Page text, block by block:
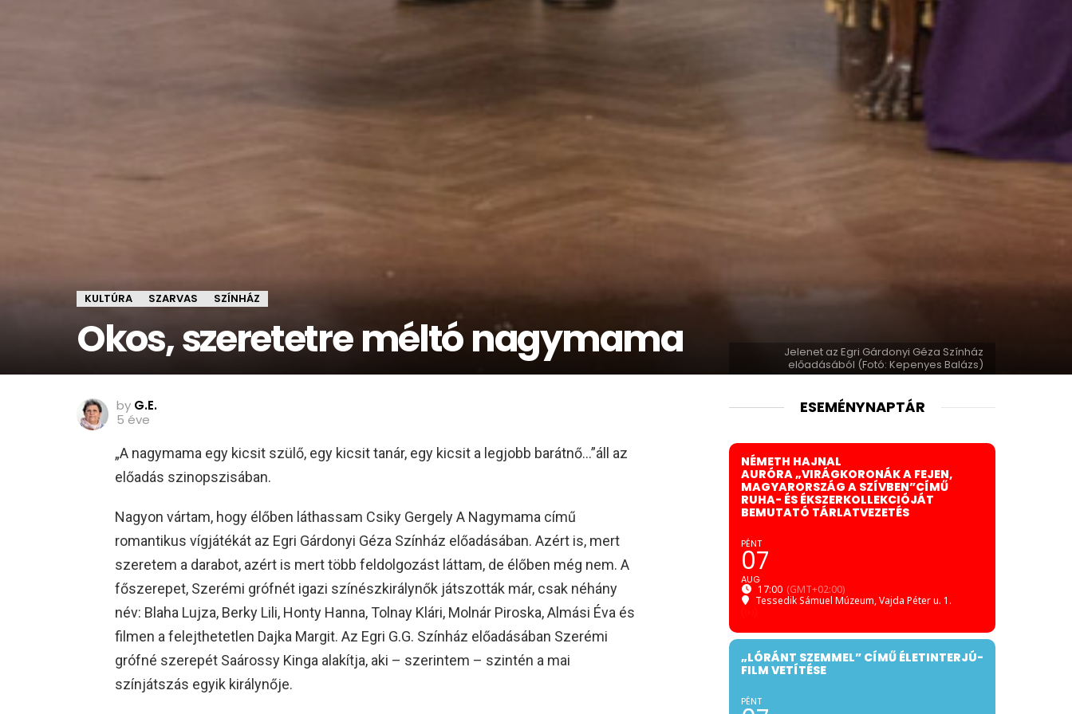
KULTÚRA SZARVAS SZÍNHÁZ
Okos, szeretetre méltó nagymama
Jelenet az Egri Gárdonyi Géza Színház
előadásából (Fotó: Kepenyes Balázs)
by G.E.
5 éve
„A nagymama egy kicsit szülő, egy kicsit tanár, egy kicsit a legjobb barátnő…”áll az
előadás szinopszisában.
Nagyon vártam, hogy élőben láthassam Csiky Gergely A Nagymama című
romantikus vígjátékát az Egri Gárdonyi Géza Színház előadásában. Azért is, mert
szeretem a darabot, azért is mert több feldolgozást láttam, de élőben még nem. A
főszerepet, Szerémi grófnét igazi színészkirálynők játszották már, csak néhány
név: Blaha Lujza, Berky Lili, Honty Hanna, Tolnay Klári, Molnár Piroska, Almási Éva és
filmen a felejthetetlen Dajka Margit. Az Egri G.G. Színház előadásában Szerémi
grófné szerepét Saárossy Kinga alakítja, aki – szerintem – szintén a mai
színjátszás egyik királynője.
ESEMÉNYNAPTÁR
NÉMETH HAJNAL
AURÓRA „VIRÁGKORONÁK A FEJEN,
MAGYARORSZÁG A SZÍVBEN”CÍMŰ
RUHA- ÉS ÉKSZERKOLLEKCIÓJÁT
BEMUTATÓ TÁRLATVEZETÉS
PÉNT
07
AUG
17:00 (GMT+02:00)
Tessedik Sámuel Múzeum, Vajda Péter u. 1.
„LÓRÁNT SZEMMEL” CÍMŰ ÉLETINTERJÚ-
FILM VETÍTÉSE
PÉNT